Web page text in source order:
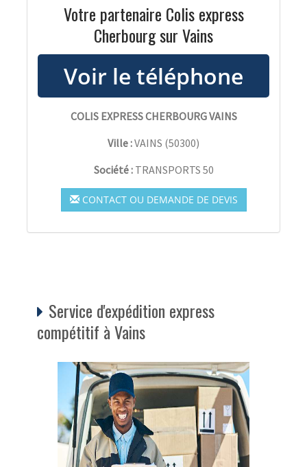
Votre partenaire Colis express
Cherbourg sur Vains
COLIS EXPRESS CHERBOURG VAINS
Ville :VAINS (50300)
Société : TRANSPORTS 50
CONTACT OU DEMANDE DE DEVIS
Service d'expédition express
compétitif à Vains